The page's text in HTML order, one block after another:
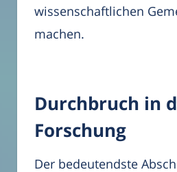
wissenschaftlichen
machen.
Durchbruch in
Forschung
Der bedeutendste